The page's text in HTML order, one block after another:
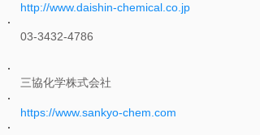
03-3432-4786
http://www.daishin-chemical.co.jp
三協化学株式会社
https://www.sankyo-chem.com